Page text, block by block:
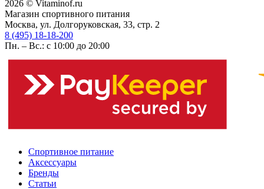
2026 © Vitaminof.ru
Магазин спортивного питания
Москва, ул. Долгоруковская, 33, стр. 2
8 (495) 18-18-200
Пн. – Вс.: с 10:00 до 20:00
Спортивное питание
Аксессуары
Бренды
Статьи